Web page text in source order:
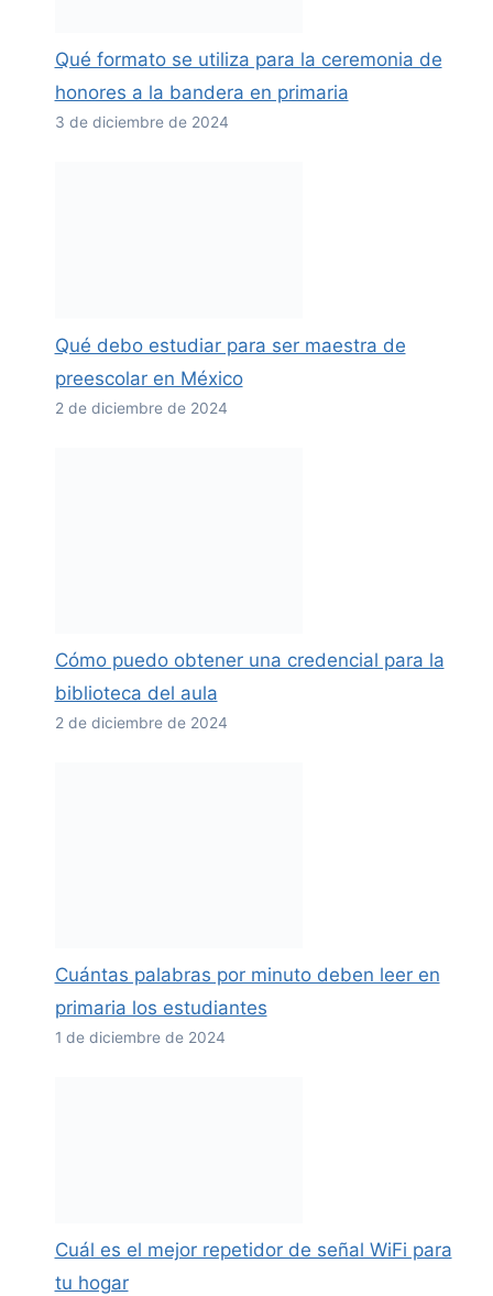
Qué formato se utiliza para la ceremonia de
honores a la bandera en primaria
3 de diciembre de 2024
Qué debo estudiar para ser maestra de
preescolar en México
2 de diciembre de 2024
Cómo puedo obtener una credencial para la
biblioteca del aula
2 de diciembre de 2024
Cuántas palabras por minuto deben leer en
primaria los estudiantes
1 de diciembre de 2024
Cuál es el mejor repetidor de señal WiFi para
tu hogar